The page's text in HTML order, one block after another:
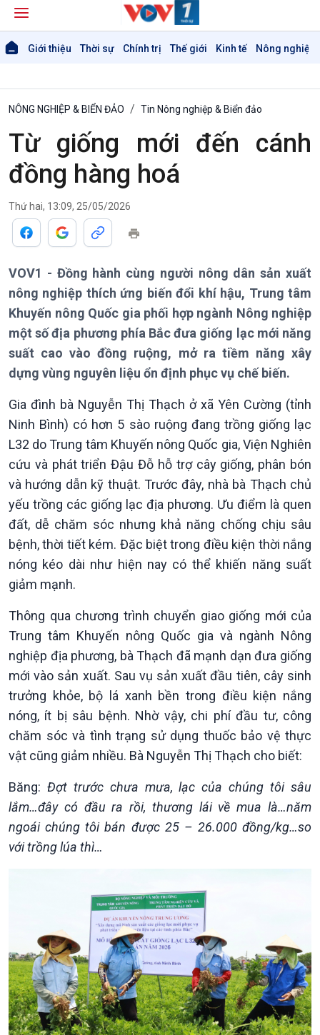
Giới thiệu Thời sự Chính trị Thế giới Kinh tế Nông nghiệp
Giới thiệu
Thời sự
Thời sự 6h
Thời sự 12h
Thời sự 18h
Thời sự 21h30
Bản tin
Chuyên mục
Theo dòng Thời sự
Chính phủ với người dân
Quốc hội với cử tri
Xây dựng đảng
Đảng trong cuộc sống
Nhận diện sự thật
Pháp luật và đời sống
Tin thế giới
Vấn đề quốc tế
Hồ sơ sự kiện quốc tế
Thế giới & Việt Nam
Biên cương - Một dải vững
bền
NÔNG NGHIỆP & BIỂN ĐẢO Tin Nông nghiệp & Biển đảo
Từ giống mới đến cánh
đồng hàng hoá
Thứ hai, 13:09, 25/05/2026
VOV1 - Đồng hành cùng người nông dân sản xuất
nông nghiệp thích ứng biến đổi khí hậu, Trung tâm
Khuyến nông Quốc gia phối hợp ngành Nông nghiệp
một số địa phương phía Bắc đưa giống lạc mới năng
suất cao vào đồng ruộng, mở ra tiềm năng xây
dựng vùng nguyên liệu ổn định phục vụ chế biến.
Gia đình bà Nguyễn Thị Thạch ở xã Yên Cường (tỉnh
Ninh Bình) có hơn 5 sào ruộng đang trồng giống lạc
L32 do Trung tâm Khuyến nông Quốc gia, Viện Nghiên
cứu và phát triển Đậu Đỗ hỗ trợ cây giống, phân bón
và hướng dẫn kỹ thuật. Trước đây, nhà bà Thạch chủ
yếu trồng các giống lạc địa phương. Ưu điểm là quen
đất, dễ chăm sóc nhưng khả năng chống chịu sâu
bệnh, thời tiết kém. Đặc biệt trong điều kiện thời nắng
nóng kéo dài như hiện nay có thể khiến năng suất
giảm mạnh.
Thông qua chương trình chuyển giao giống mới của
Trung tâm Khuyến nông Quốc gia và ngành Nông
nghiệp địa phương, bà Thạch đã mạnh dạn đưa giống
mới vào sản xuất. Sau vụ sản xuất đầu tiên, cây sinh
trưởng khỏe, bộ lá xanh bền trong điều kiện nắng
nóng, ít bị sâu bệnh. Nhờ vậy, chi phí đầu tư, công
chăm sóc và tình trạng sử dụng thuốc bảo vệ thực
vật cũng giảm nhiều. Bà Nguyễn Thị Thạch cho biết:
Băng: Đợt trước chưa mưa, lạc của chúng tôi sâu
lắm…đây có đầu ra rồi, thương lái về mua là…năm
ngoái chúng tôi bán được 25 – 26.000 đồng/kg…so
với trồng lúa thì…